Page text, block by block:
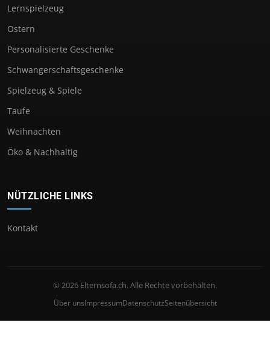
Lernspielzeug
Ostern
Personalisierte Geschenke
Schwangerschaftsgeschenke
Spielzeug & Spiele
Taufe
Weihnachten
Öko & Nachhaltig
NÜTZLICHE LINKS
Kontakt
© 2026 Elternsofa.ch. Alle Rechte vorbehalten.
Über unsImpressumDatenschutzSeitenübersicht